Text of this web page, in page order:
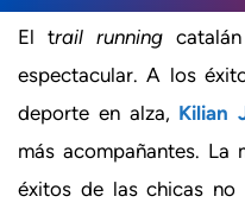
El trail running
espectacular. A los
deporte en alza, Kilian
más acompañantes. La
éxitos de las chicas no